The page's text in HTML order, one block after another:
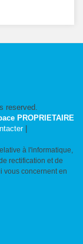
reserved.
PROPRIETAIRE
|
à l'informatique,
rectification et de
vous concernent en